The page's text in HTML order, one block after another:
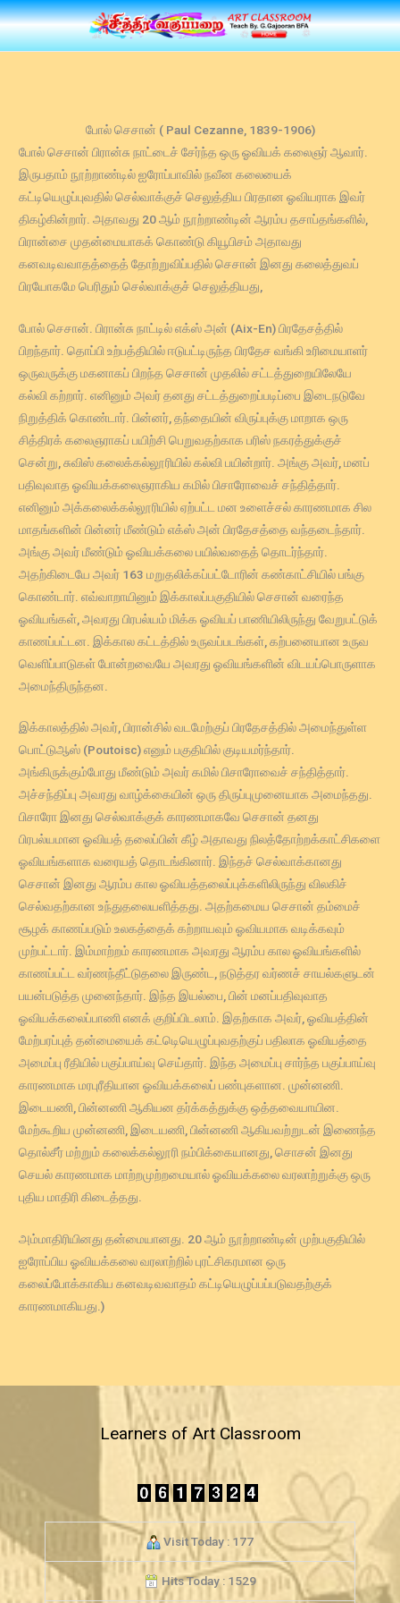
Skip
to
content
போல் செசான் ( Paul Cezanne, 1839-1906)
போல் செசான் பிரான்சு நாட்டைச் சேர்ந்த ஒரு ஓவியக் கலைஞர் ஆவார்.
இருபதாம் நூற்றாண்டில் ஐரோப்பாவில் நவீன கலையைக்
கட்டியெழுப்புவதில் செல்வாக்குச் செலுத்திய பிரதான ஓவியராக இவர்
திகழ்கின்றார். அதாவது 20 ஆம் நூற்றாண்டின் ஆரம்ப தசாப்தங்களில்,
பிரான்சை முதன்மையாகக் கொண்டு கியூபிசம் அதாவது
கனவடிவவாதத்தைத் தோற்றுவிப்பதில் செசான் இனது கலைத்துவப்
பிரயோகமே பெரிதும் செல்வாக்குச் செலுத்தியது,
போல் செசான். பிரான்சு நாட்டில் எக்ஸ் அன் (Aix-En) பிரதேசத்தில்
பிறந்தார். தொப்பி உற்பத்தியில் ஈடுபட்டிருந்த பிரதேச வங்கி உரிமையாளர்
ஒருவருக்கு மகனாகப் பிறந்த செசான் முதலில் சட்டத்துறையிலேயே
கல்வி கற்றார். எனினும் அவர் தனது சட்டத்துறைப்படிப்பை இடைநடுவே
நிறுத்திக் கொண்டார். பின்னர், தந்தையின் விருப்புக்கு மாறாக ஒரு
சித்திரக் கலைஞராகப் பயிற்சி பெறுவதற்காக பரிஸ் நகரத்துக்குச்
சென்று, சுவிஸ் கலைக்கல்லூரியில் கல்வி பயின்றார். அங்கு அவர், மனப்
பதிவுவாத ஓவியக்கலைஞராகிய கமில் பிசாரோவைச் சந்தித்தார்.
எனினும் அக்கலைக்கல்லூரியில் ஏற்பட்ட மன உளைச்சல் காரணமாக சில
மாதங்களின் பின்னர் மீண்டும் எக்ஸ் அன் பிரதேசத்தை வந்தடைந்தார்.
அங்கு அவர் மீண்டும் ஓவியக்கலை பயில்வதைத் தொடர்ந்தார்.
அதற்கிடையே அவர் 163 மறுதலிக்கப்பட்டோரின் கண்காட்சியில் பங்கு
கொண்டார். எவ்வாறாயினும் இக்காலப்பகுதியில் செசான் வரைந்த
ஓவியங்கள், அவரது பிரபல்யம் மிக்க ஓவியப் பாணியிலிருந்து வேறுபட்டுக்
காணப்பட்டன. இக்கால கட்டத்தில் உருவப்படங்கள், கற்பனையான உருவ
வெளிப்பாடுகள் போன்றவையே அவரது ஓவியங்களின் விடயப்பொருளாக
அமைந்திருந்தன.
இக்காலத்தில் அவர், பிரான்சில் வடமேற்குப் பிரதேசத்தில் அமைந்துள்ள
பொட்டுஆஸ் (Poutoisc) எனும் பகுதியில் குடியமர்ந்தார்.
அங்கிருக்கும்போது மீண்டும் அவர் கமில் பிசாரோவைச் சந்தித்தார்.
அச்சந்திப்பு அவரது வாழ்க்கையின் ஒரு திருப்புமுனையாக அமைந்தது.
பிசாரோ இனது செல்வாக்குக் காரணமாகவே செசான் தனது
பிரபல்யமான ஓவியத் தலைப்பின் கீழ் அதாவது நிலத்தோற்றக்காட்சிகளை
ஓவியங்களாக வரையத் தொடங்கினார். இந்தச் செல்வாக்கானது
செசான் இனது ஆரம்ப கால ஓவியத்தலைப்புக்களிலிருந்து விலகிச்
செல்வதற்கான உந்துதலையளித்தது. அதற்கமைய செசான் தம்மைச்
சூழக் காணப்படும் உலகத்தைக் கற்றாயவும் ஓவியமாக வடிக்கவும்
முற்பட்டார். இம்மாற்றம் காரணமாக அவரது ஆரம்ப கால ஓவியங்களில்
காணப்பட்ட வர்ணந்தீட்டுதலை இருண்ட, நடுத்தர வர்ணச் சாயல்களுடன்
பயன்படுத்த முனைந்தார். இந்த இயல்பை, பின் மனப்பதிவுவாத
ஓவியக்கலைப்பாணி எனக் குறிப்பிடலாம். இதற்காக அவர், ஓவியத்தின்
மேற்பரப்புத் தன்மையைக் கட்டிெயெழுப்புவதற்குப் பதிலாக ஓவியத்தை
அமைப்பு ரீதியில் பகுப்பாய்வு செய்தார். இந்த அமைப்பு சார்ந்த பகுப்பாய்வு
காரணமாக மரபுரீதியான ஓவியக்கலைப் பண்புகளான. முன்னணி.
இடையணி, பின்னணி ஆகியன தர்க்கத்துக்கு ஒத்தவையாயின.
மேற்கூறிய முன்னணி, இடையணி, பின்னணி ஆகியவற்றுடன் இணைந்த
தொல்சீர் மற்றும் கலைக்கல்லூரி நம்பிக்கையானது, சொசன் இனது
செயல் காரணமாக மாற்றமுற்றமையால் ஓவியக்கலை வரலாற்றுக்கு ஒரு
புதிய மாதிரி கிடைத்தது.
அம்மாதிரியினது தன்மையானது. 20 ஆம் நூற்றாண்டின் முற்பகுதியில்
ஐரோப்பிய ஓவியக்கலை வரலாற்றில் புரட்சிகரமான ஒரு
கலைப்போக்காகிய கனவடிவவாதம் கட்டியெழுப்பப்படுவதற்குக்
காரணமாகியது.)
Learners of Art Classroom
Visit Today : 177
Hits Today : 1529